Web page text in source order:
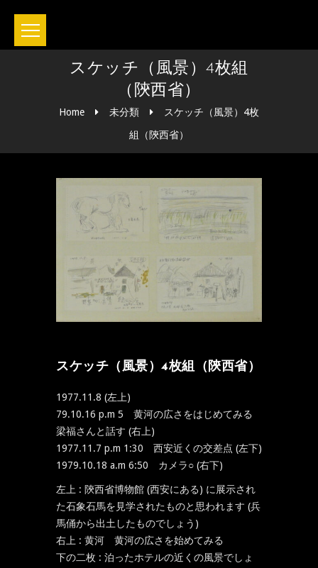
スケッチ（風景）4枚組
（陝西省）
Home 未分類
スケッチ（風景）4枚
組（陝西省）
スケッチ（風景）4枚組（陝西省）
1977.11.8 (左上)
79.10.16 p.m 5 黄河の広さをはじめてみる
梁福さんと話す (右上)
1977.11.7 p.m 1:30 西安近くの交差点 (左下)
1979.10.18 a.m 6:50 カメラ○ (右下)
左上 : 陝西省博物館 (西安にある) に展示され
た石象石馬を見学されたものと思われます (兵
馬俑から出土したものでしょう)
右上 : 黄河 黄河の広さを始めてみる
下の二枚 : 泊ったホテルの近くの風景でしょ